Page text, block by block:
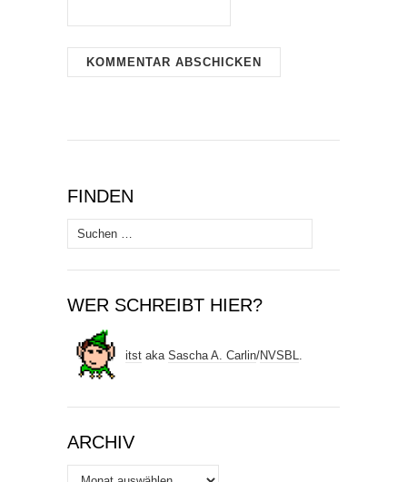
FINDEN
Suchen
nach:
WER SCHREIBT HIER?
itst aka Sascha A. Carlin/NVSBL.
ARCHIV
Archiv